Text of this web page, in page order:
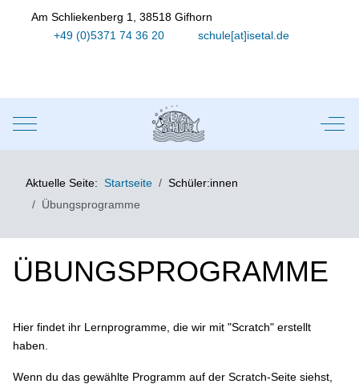
Am Schliekenberg 1, 38518 Gifhorn
+49 (0)5371 74 36 20
schule[at]isetal.de
Mobile Menu Toggle Off-
Aktuelle Seite:Startseite
Schüler:innen
Übungsprogramme
ÜBUNGSPROGRAMME
Hier findet ihr Lernprogramme, die wir mit "Scratch" erstellt
haben.
Wenn du das gewählte Programm auf der Scratch-Seite siehst,